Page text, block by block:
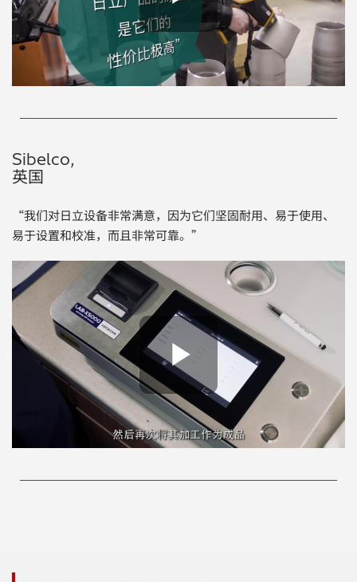
Play
Sibelco,
英国
“我们对日立设备非常满意，因为它们坚固耐用、易于使用、
易于设置和校准，而且非常可靠。”
Play